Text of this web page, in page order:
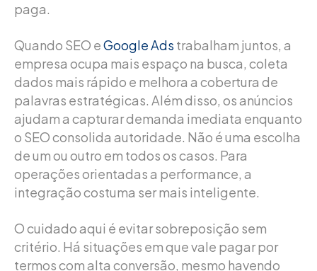
paga.
Quando SEO eGoogle Ads trabalham juntos, a
empresa ocupa mais espaço na busca, coleta
dados mais rápido e melhora a cobertura de
palavras estratégicas. Além disso, os anúncios
ajudam a capturar demanda imediata enquanto
o SEO consolida autoridade. Não é uma escolha
de um ou outro em todos os casos. Para
operações orientadas a performance, a
integração costuma ser mais inteligente.
O cuidado aqui é evitar sobreposição sem
critério. Há situações em que vale pagar por
termos com alta conversão, mesmo havendo